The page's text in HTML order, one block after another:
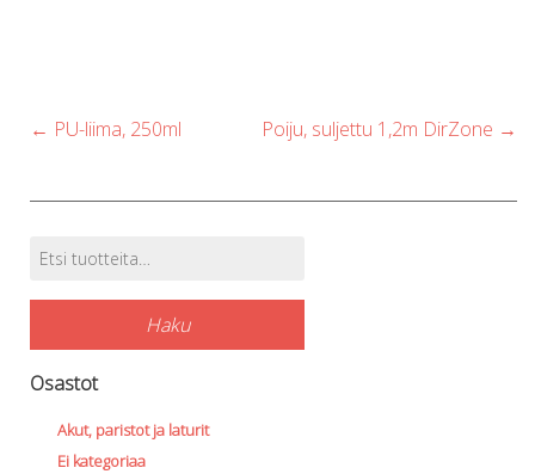
Post
← PU-liima, 250ml Poiju, suljettu 1,2m DirZone →
Tuotehaku
Etsi:
Haku
Osastot
Akut, paristot ja laturit
Ei kategoriaa